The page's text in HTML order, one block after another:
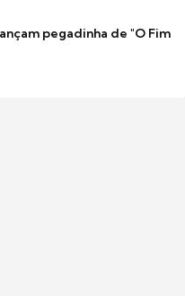
pegadinha de "O Fim